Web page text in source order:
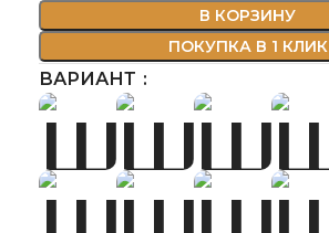
В КОРЗИНУ
ПОКУПКА В 1 КЛИК
ВАРИАНТ